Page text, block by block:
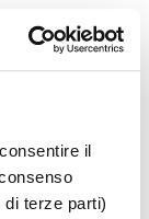
il
terze parti)